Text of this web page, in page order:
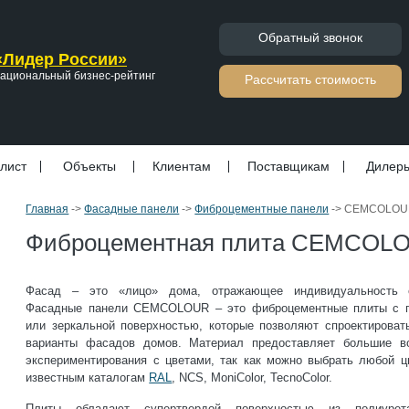
России»
бизнес-рейтинг
Обратный звонок
Расcчитать стоимость
Объекты Клиентам Поставщикам
Главная ->Фасадные панели ->Фиброцементные панели ->
Фиброцементная плита
Фасад – это «лицо» дома, отражающее индивидуальность
Фасадные панели CEMCOLOUR – это фиброцементные плиты с
или зеркальной поверхностью, которые позволяют
варианты фасадов домов. Материал предоставляет большие
экспериментирования с цветами, так как можно выбрать любой
известным каталогам RAL, NCS, MoniColor, TecnoColor.